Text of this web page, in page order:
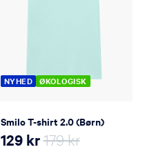
NYHED ØKOLOGISK
Smilo T-shirt 2.0 (Børn)
129 kr179 kr